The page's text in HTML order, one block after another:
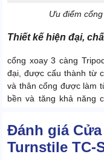
Ưu điểm
Thiết kế hiện đại, c
cổng xoay 3 càng
đại, được cấu thành từ
và thân cổng được làm
bền và tăng khả năng
Hiển thị trực quan
Đánh giá
Turnstile TC-